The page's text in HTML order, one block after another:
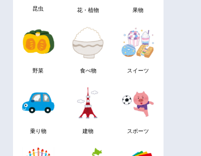
昆虫 花・植物 果物
野菜 食べ物 スイーツ
乗り物 建物 スポーツ